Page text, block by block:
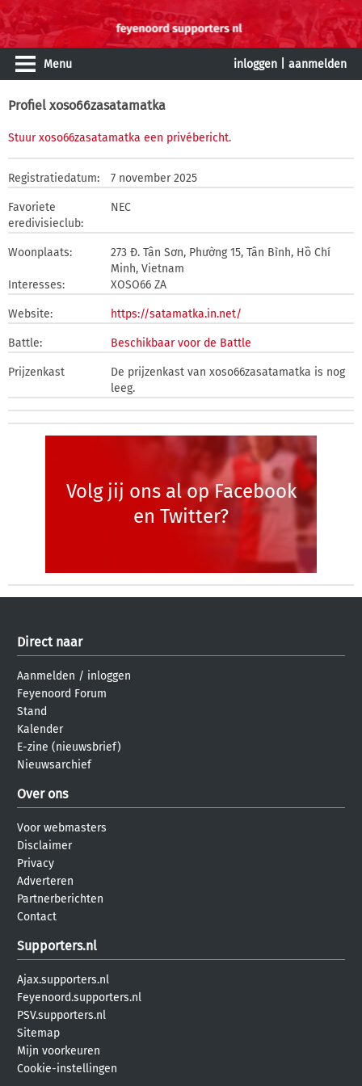
Menu inloggen aanmelden
Profiel xoso66zasatamatka
Stuur xoso66zasatamatka een privébericht.
Registratiedatum: 7 november 2025
Favoriete
eredivisieclub:
NEC
Woonplaats:
273 Đ. Tân Sơn, Phường 15, Tân Bình, Hồ Chí
Minh, Vietnam
Interesses:
XOSO66 ZA
Website: https://satamatka.in.net/
Battle: Beschikbaar voor de Battle
Prijzenkast
De prijzenkast van xoso66zasatamatka is nog
leeg.
Volg jij ons al op Facebook
en Twitter?
Direct naar
Aanmelden / inloggen
Feyenoord Forum
Stand
Kalender
E-zine (nieuwsbrief)
Nieuwsarchief
Over ons
Voor webmasters
Disclaimer
Privacy
Adverteren
Partnerberichten
Contact
Supporters.nl
Ajax.supporters.nl
Feyenoord.supporters.nl
PSV.supporters.nl
Sitemap
Mijn voorkeuren
Cookie-instellingen